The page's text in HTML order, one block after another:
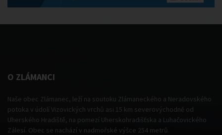
O ZLÁMANCI
Naše obec Zlámanec, leží na soutoku Zlámaneckého a Neradovského
potoka v údolí Vizovických vrchů asi 15 km severovýchodně od
Uherského Hradiště, na pomezí Uherskohradišťska a Luhačovického
Zálesí. Obec se nachází v nadmořské výšce 254 metrů.